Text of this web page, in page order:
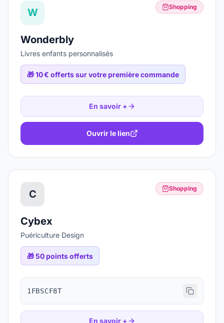
W Shopping
Wonderbly
Livres enfants personnalisés
🎁10 € offerts sur votre première commande
En savoir +
Ouvrir le lien
C Shopping
Cybex
Puériculture Design
🎁50 points offerts
1FBSCF8T
En savoir +